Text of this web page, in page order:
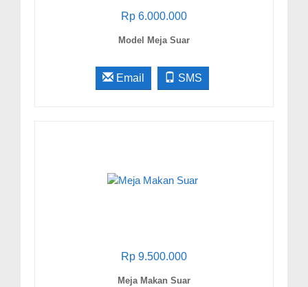
Rp 6.000.000
Model Meja Suar
Email SMS
Rp 9.500.000
Meja Makan Suar